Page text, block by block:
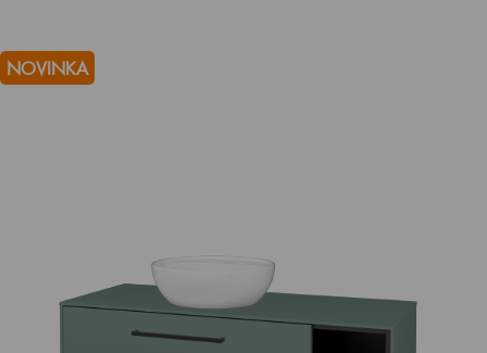
NOVINKA